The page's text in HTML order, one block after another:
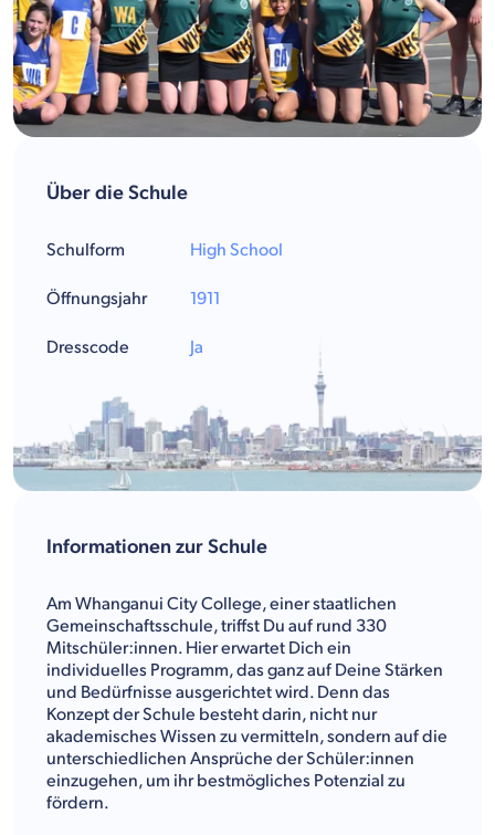
Informationen zur Schule
Am Whanganui City College, einer staatlichen
Gemeinschaftsschule, triffst Du auf rund 330
Mitschüler:innen. Hier erwartet Dich ein
individuelles Programm, das ganz auf Deine Stärken
und Bedürfnisse ausgerichtet wird. Denn das
Konzept der Schule besteht darin, nicht nur
akademisches Wissen zu vermitteln, sondern auf die
unterschiedlichen Ansprüche der Schüler:innen
einzugehen, um ihr bestmögliches Potenzial zu
fördern.
Über die Schule
Schulform
Öffnungsjahr
Dresscode
High School
1911
Ja